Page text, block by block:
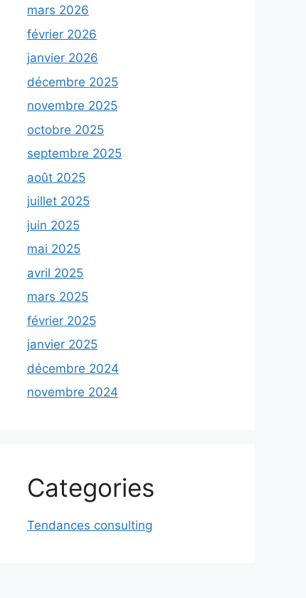
mars 2026
février 2026
janvier 2026
décembre 2025
novembre 2025
octobre 2025
septembre 2025
août 2025
juillet 2025
juin 2025
mai 2025
avril 2025
mars 2025
février 2025
janvier 2025
décembre 2024
novembre 2024
Categories
Tendances consulting